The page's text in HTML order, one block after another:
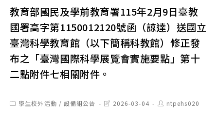
教育部國民及學前教育署115年2月9日臺教
國署高字第1150012120號函（諒達）送國立
臺灣科學教育館（以下簡稱科教館）修正發
布之「臺灣國際科學展覽會實施要點」第十
二點附件七相關附件。
Post學生校外活動 / 設備組公告
Post2026-03-04
Post
author:
ntpehs020